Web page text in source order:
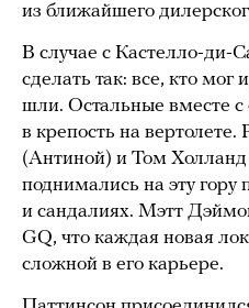
из ближайшего
В случае с Кастелло-ди-
сделать так: все, кто мог
шли. Остальные вместе с
в крепость на вертолете.
(Антиной) и Том
поднимались на эту
и сандалиях. Мэтт
GQ, что каждая новая
сложной в его карьере.